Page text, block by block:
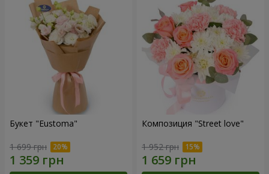
Букет "Eustoma"
1 699 грн
Композиция "Street love"
1 952 грн